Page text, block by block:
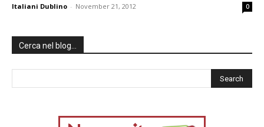
Italiani Dublino - November 21, 2012 0
Cerca nel blog…